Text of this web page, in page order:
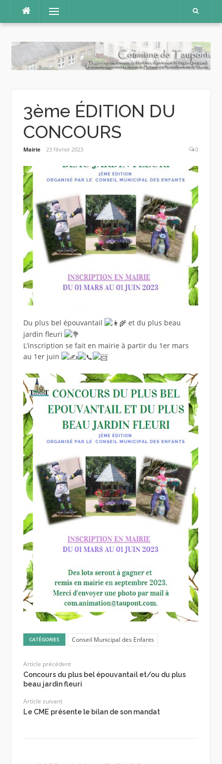
contenu
Menu
3ème ÉDITION DU
CONCOURS
Mairie 23 février 2023 0
Du plus bel épouvantail
et du plus beau
jardin fleuri
L’inscription se fait en mairie à partir du 1er mars
au 1er juin
CATÉGORIES Conseil Municipal des Enfants
Article précédent
Concours du plus bel épouvantail et/ou du plus
beau jardin fleuri
Article suivant
Le CME présente le bilan de son mandat